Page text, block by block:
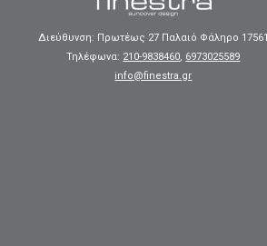
Διεύθυνση: Πρωτέως 27 Παλαιό Φάληρο 17561
Τηλέφωνα: 210-9838460, 6973025589
info@finestra.gr